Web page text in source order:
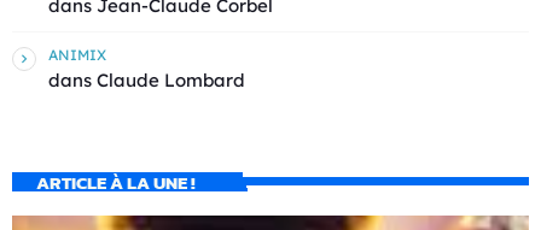
dans Jean-Claude Corbel
ANIMIX
dans Claude Lombard
ARTICLE À LA UNE !